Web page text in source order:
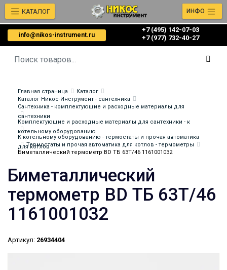
info@nikos-instrument.ru
+7 (495) 142-07-03
‎‎+7 (977) 732-40-27
КАТАЛОГ ИНФО
Главная страница
Каталог
Каталог Никос-Инструмент - сантехника
Сантехника - комплектующие и расходные материалы для
сантехники
Комплектующие и расходные материалы для сантехники - к
котельному оборудованию
К котельному оборудованию - термостаты и прочая автоматика
для котлов
Термостаты и прочая автоматика для котлов - термометры
Биметаллический термометр BD ТБ 63Т/46 1161001032
Биметаллический
термометр BD ТБ 63Т/46
1161001032
Артикул: 26934404